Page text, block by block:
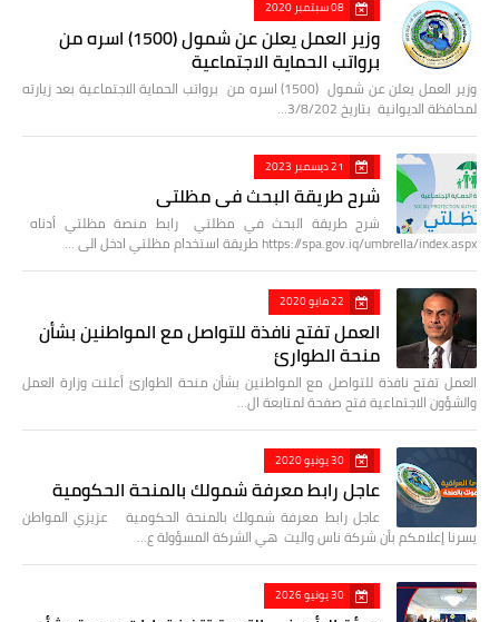
08 سبتمبر 2020
وزير العمل يعلن عن شمول (1500) اسره من
برواتب الحماية الاجتماعية
وزير العمل يعلن عن شمول (1500) اسره من برواتب الحماية الاجتماعية بعد زيارته
لمحافظة الديوانية بتاريخ 3/8/202…
21 ديسمبر 2023
شرح طريقة البحث في مظلتي
شرح طريقة البحث في مظلتي رابط منصة مظلتي أدناه
https://spa.gov.iq/umbrella/index.aspx طريقة استخدام مظلتي ادخل الى …
22 مايو 2020
العمل تفتح نافذة للتواصل مع المواطنين بشأن
منحة الطوارئ
العمل تفتح نافذة للتواصل مع المواطنين بشأن منحة الطوارئ أعلنت وزارة العمل
والشؤون الاجتماعية فتح صفحة لمتابعة ال…
30 يونيو 2020
عاجل رابط معرفة شمولك بالمنحة الحكومية
عاجل رابط معرفة شمولك بالمنحة الحكومية عزيزي المواطن
يسرنا إعلامكم بأن شركة ناس واليت هي الشركة المسؤولة ع…
30 يونيو 2026